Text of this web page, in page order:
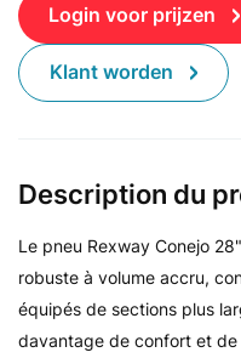
Login voor prijzen
Klant worden
Description du
Le pneu Rexway Conejo
robuste à volume accru,
équipés de sections plus
davantage de confort et de